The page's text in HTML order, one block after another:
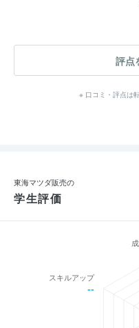
評点
※ 口コミ・評点は
東海マツダ販売の
学生評価
スキルアップ
--